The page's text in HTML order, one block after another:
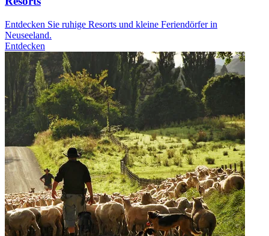
Entdecken Sie ruhige Resorts und kleine Feriendörfer in
Neuseeland.
Entdecken